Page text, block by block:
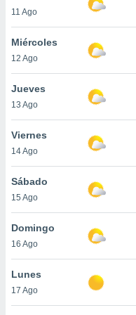
más
nuestra
y
de
disponible
cookies
aceptar
11 Ago
Miércoles
12 Ago
Jueves
13 Ago
Viernes
14 Ago
Sábado
15 Ago
Domingo
16 Ago
Lunes
17 Ago